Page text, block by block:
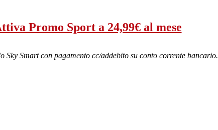
Promo Sport a 24,99€ al mese
Smart con pagamento cc/addebito su conto corrente bancario.